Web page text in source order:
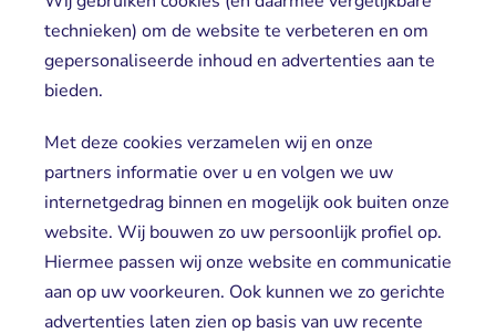
technieken) om de website te verbeteren en om
gepersonaliseerde inhoud en advertenties aan te
bieden.
Met deze cookies verzamelen wij en onze
partners informatie over u en volgen we uw
internetgedrag binnen en mogelijk ook buiten onze
website. Wij bouwen zo uw persoonlijk profiel op.
Hiermee passen wij onze website en communicatie
aan op uw voorkeuren. Ook kunnen we zo gerichte
advertenties laten zien op basis van uw recente
Direct naar
Locaties
Vrijwilligers